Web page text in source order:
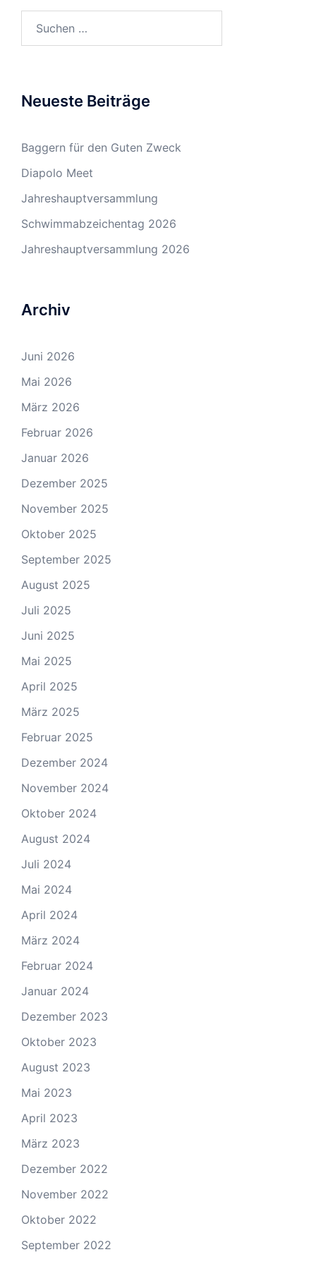
Neueste Beiträge
Baggern für den Guten Zweck
Diapolo Meet
Jahreshauptversammlung
Schwimmabzeichentag 2026
Jahreshauptversammlung 2026
Archiv
Juni 2026
Mai 2026
März 2026
Februar 2026
Januar 2026
Dezember 2025
November 2025
Oktober 2025
September 2025
August 2025
Juli 2025
Juni 2025
Mai 2025
April 2025
März 2025
Februar 2025
Dezember 2024
November 2024
Oktober 2024
August 2024
Juli 2024
Mai 2024
April 2024
März 2024
Februar 2024
Januar 2024
Dezember 2023
Oktober 2023
August 2023
Mai 2023
April 2023
März 2023
Dezember 2022
November 2022
Oktober 2022
September 2022